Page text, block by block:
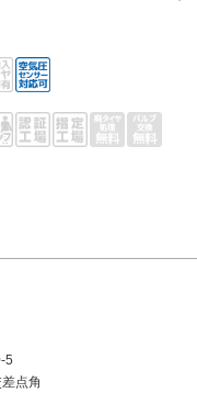
5
点角